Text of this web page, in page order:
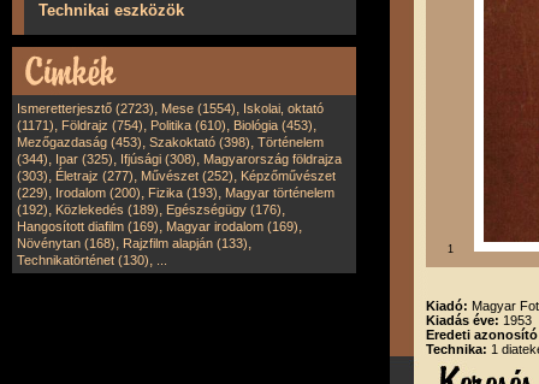
Technikai eszközök
Ismeretterjesztő (2723), Mese (1554), Iskolai, oktató
(1171), Földrajz (754), Politika (610), Biológia (453),
Mezőgazdaság (453), Szakoktató (398), Történelem
(344), Ipar (325), Ifjúsági (308), Magyarország földrajza
(303), Életrajz (277), Művészet (252), Képzőművészet
(229), Irodalom (200), Fizika (193), Magyar történelem
(192), Közlekedés (189), Egészségügy (176),
Hangosított diafilm (169), Magyar irodalom (169),
Növénytan (168), Rajzfilm alapján (133),
Technikatörténet (130),
1
Kiadó: Magyar
Kiadás éve: 1953
Eredeti
Technika: 1